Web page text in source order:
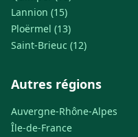
Lannion (15)
Ploërmel (13)
Saint-Brieuc (12)
Autres régions
Auvergne-Rhône-Alpes
Île-de-France